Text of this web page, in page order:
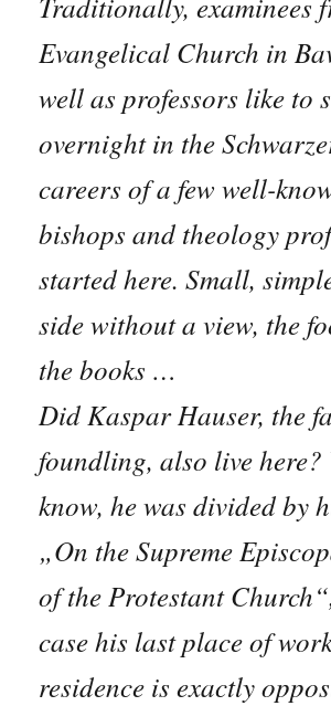
Evangelical Church in
well as professors like to
overnight in the
careers of a few well-
bishops and theology
started here. Small,
side without a view, the
the books …
Did Kaspar Hauser, the
foundling, also live here?
know, he was divided by
„On the Supreme
of the Protestant
case his last place of
residence is exactly